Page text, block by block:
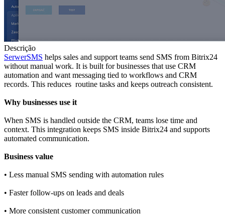
Descrição
SerwerSMS helps sales and support teams send SMS from Bitrix24
without manual work. It is built for businesses that use CRM
automation and want messaging tied to workflows and CRM
records. This reduces routine tasks and keeps outreach consistent.
Why businesses use it
When SMS is handled outside the CRM, teams lose time and
context. This integration keeps SMS inside Bitrix24 and supports
automated communication.
Business value
• Less manual SMS sending with automation rules
• Faster follow‑ups on leads and deals
• More consistent customer communication